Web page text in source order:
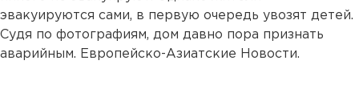
эвакуируются сами, в первую очередь увозят детей.
Судя по фотографиям, дом давно пора признать
аварийным. Европейско-Азиатские Новости.